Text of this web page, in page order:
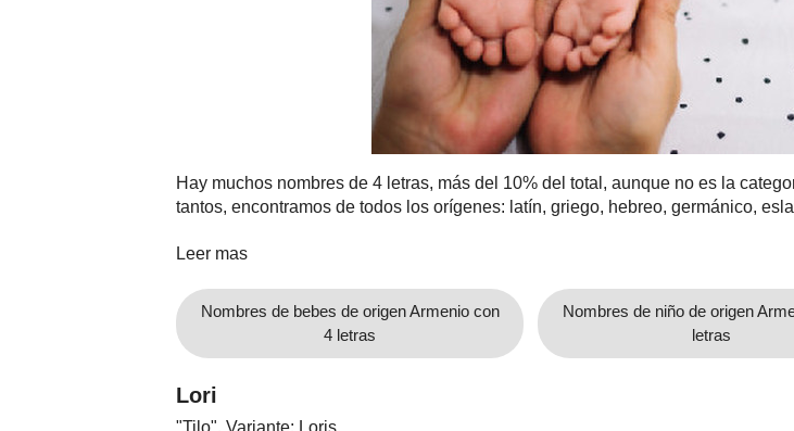
Hay muchos nombres de 4 letras, más del 10% del total, aunque no es la
tantos, encontramos de todos los orígenes: latín, griego, hebreo, germánico,
Leer mas
Nombres de bebes de origen Armenio con
4 letras
Nombres de niño de origen
letras
Lori
"Tilo". Variante: Loris.